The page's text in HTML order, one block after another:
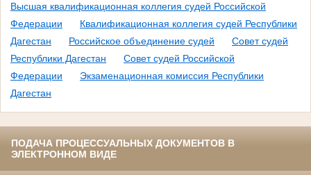
Высшая квалификационная коллегия судей Российской
Федерации
Квалификационная коллегия судей Республики
Дагестан
Российское объединение судей
Совет судей
Республики Дагестан
Совет судей Российской
Федерации
Экзаменационная комиссия Республики
Дагестан
ПОДАЧА ПРОЦЕССУАЛЬНЫХ ДОКУМЕНТОВ В
ЭЛЕКТРОННОМ ВИДЕ